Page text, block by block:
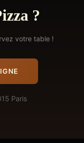
?
votre table !
Paris